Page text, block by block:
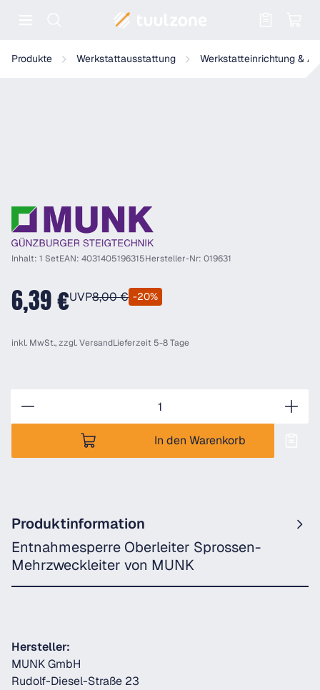
Produkte Werkstattausstattung Werkstatteinrichtung &
Munk Entnahmesperre Oberleiter Sprossen-Mehrzweckleiter
Inhalt: 1 SetEAN: 4031405196315Hersteller-Nr: 019631
6,39 €UVP8,00 € -20%
inkl. MwSt., zzgl.VersandLieferzeit 5-8 Tage
In den Warenkorb
Produktinformation
Entnahmesperre Oberleiter Sprossen-
Mehrzweckleiter von MUNK
Hersteller:
MUNK GmbH
Rudolf-Diesel-Straße 23